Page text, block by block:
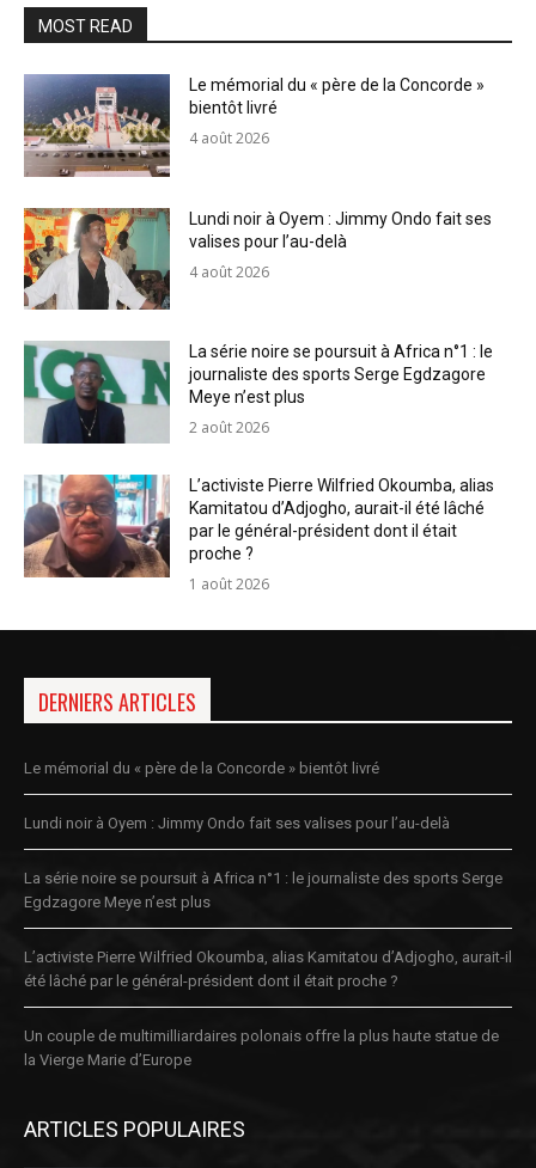
MOST READ
Le mémorial du « père de la Concorde »
bientôt livré
4 août 2026
Lundi noir à Oyem : Jimmy Ondo fait ses
valises pour l’au-delà
4 août 2026
La série noire se poursuit à Africa n°1 : le
journaliste des sports Serge Egdzagore
Meye n’est plus
2 août 2026
L’activiste Pierre Wilfried Okoumba, alias
Kamitatou d’Adjogho, aurait-il été lâché
par le général-président dont il était
proche ?
1 août 2026
DERNIERS ARTICLES
Le mémorial du « père de la Concorde » bientôt livré
Lundi noir à Oyem : Jimmy Ondo fait ses valises pour l’au-delà
La série noire se poursuit à Africa n°1 : le journaliste des sports Serge
Egdzagore Meye n’est plus
L’activiste Pierre Wilfried Okoumba, alias Kamitatou d’Adjogho, aurait-il
été lâché par le général-président dont il était proche ?
Un couple de multimilliardaires polonais offre la plus haute statue de
la Vierge Marie d’Europe
ARTICLES POPULAIRES